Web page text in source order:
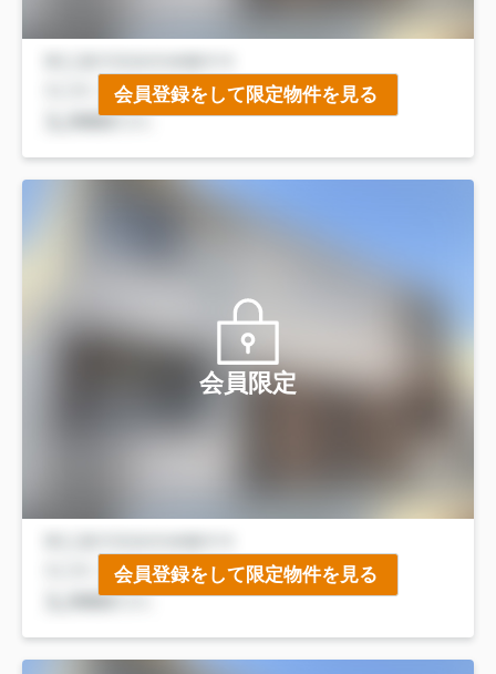
会員登録をして限定物件を見る
会員限定
会員登録をして限定物件を見る